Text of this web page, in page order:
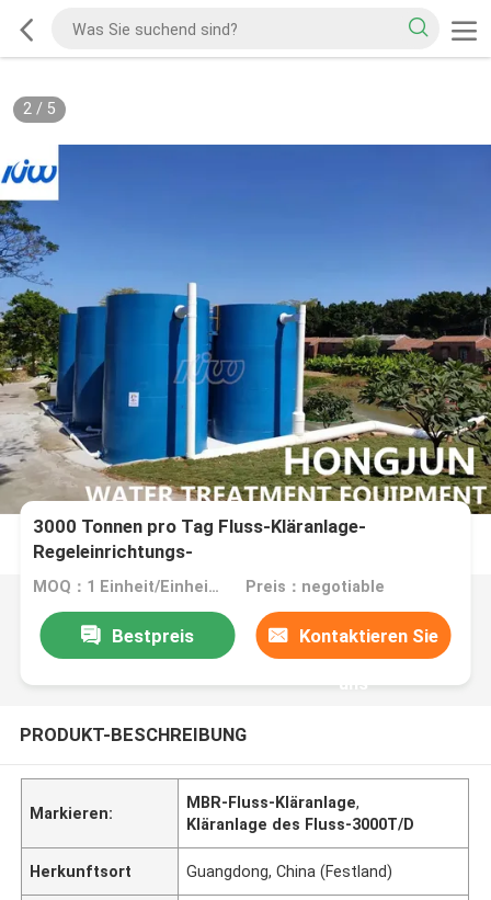
2/ 5
3000 Tonnen pro Tag Fluss-Kläranlage-
Regeleinrichtungs-
MOQ：1 Einheit/Einheiten Preis：negotiable
Bestpreis Kontaktieren Sie
uns
PRODUKT-BESCHREIBUNG
Markieren:
MBR-Fluss-Kläranlage,
Kläranlage des Fluss-3000T/D
Herkunftsort Guangdong, China (Festland)